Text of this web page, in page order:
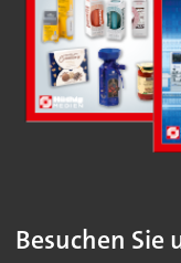
Besuchen Sie